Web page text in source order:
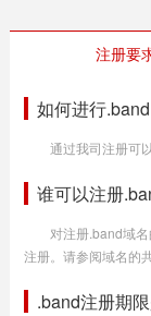
注册要
如何进行
通过我司注册可
谁可以注册
对注册.band域
注册。请参阅域名的
.band注册期